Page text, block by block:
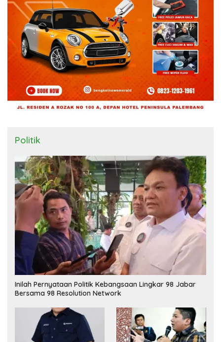
Politik
Inilah Pernyataan Politik Kebangsaan Lingkar 98 Jabar
Bersama 98 Resolution Network